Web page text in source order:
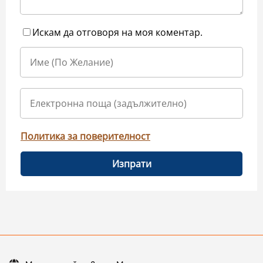
Искам да отговоря на моя коментар.
Политика за поверителност
Изпрати